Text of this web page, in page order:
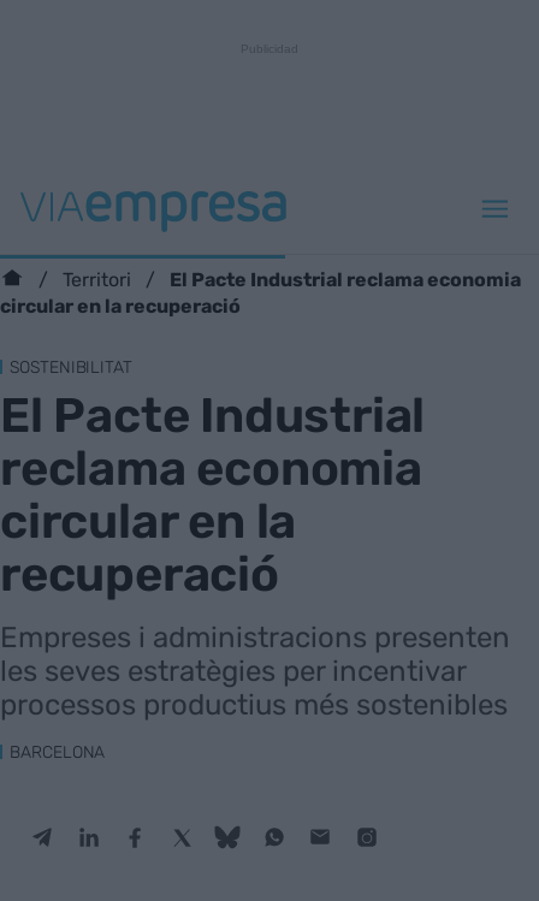
Territori
El Pacte Industrial reclama economia
circular en la recuperació
SOSTENIBILITAT
El Pacte Industrial
reclama economia
circular en la
recuperació
Empreses i administracions presenten
les seves estratègies per incentivar
processos productius més sostenibles
BARCELONA